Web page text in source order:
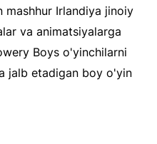
Irlandiya jinoiy
va animatsiyalarga
Boys o'yinchilarni
jalb etadigan boy o'yin